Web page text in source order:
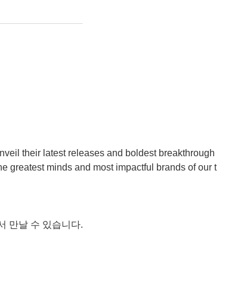
their latest releases and boldest breakthrough
greatest minds and most impactful brands of our t
만날 수 있습니다.